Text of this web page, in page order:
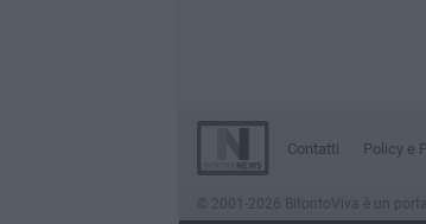
Contatti Policy e
© 2001-2026 BitontoViva è un